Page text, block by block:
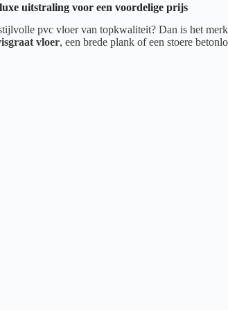
uitstraling voor een voordelige prijs
pvc vloer van topkwaliteit? Dan is het merk
vloer, een brede plank of een stoere